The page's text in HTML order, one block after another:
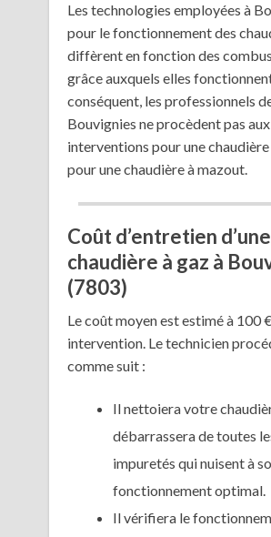
Les technologies employées à
pour le fonctionnement des
diffèrent en fonction des
grâce auxquels elles
conséquent, les professionnels
Bouvignies ne procèdent pas
interventions pour une chaudière
pour une chaudière à mazout.
Coût d’entretien d’une
chaudière à gaz à
(7803)
Le coût moyen est estimé à 100
intervention. Le technicien
comme suit :
Il nettoiera votre
débarrassera de toutes
impuretés qui nuisent à
fonctionnement optimal.
Il vérifiera le